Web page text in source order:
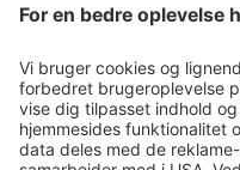
Tips & guides
Kontakt
salg@gerdmans.dk
49 18 07 07